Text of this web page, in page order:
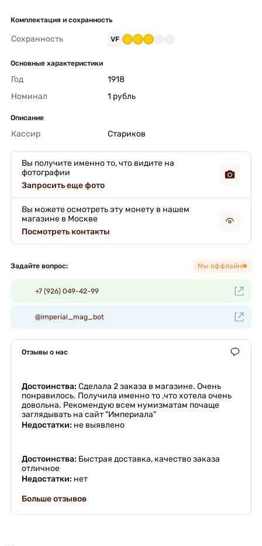
Комплектация и сохранность
Сохранность VF
Основные характеристики
Год
1918
Номинал
1 рубль
Описание
Кассир Стариков
Вы получите именно то, что видите на
фотографии
Запросить еще фото
Вы можете осмотреть эту монету в нашем
магазине в Москве
Посмотреть контакты
Задайте вопрос: Мы оффлайн!
+7 (926) 049-42-99
@imperial_mag_bot
Отзывы о нас
Достоинства: Сделала 2 заказа в магазине. Очень
понравилось. Получила именно то ,что хотела очень
довольна. Рекомендую всем нумизматам почаще
заглядывать на сайт "Империала"
Недостатки: не выявлено
Достоинства: Быстрая доставка, качество заказа
отличное
Недостатки: нет
Больше отзывов